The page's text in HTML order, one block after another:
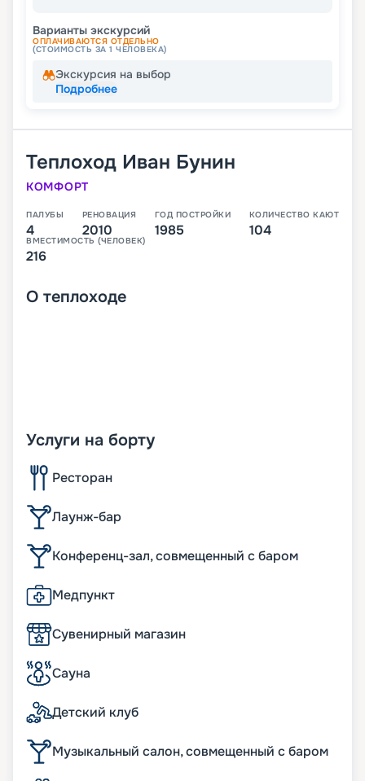
Варианты экскурсий
ОПЛАЧИВАЮТСЯ ОТДЕЛЬНО
(СТОИМОСТЬ ЗА 1 ЧЕЛОВЕКА)
Экскурсия на выбор
Подробнее
Теплоход Иван Бунин
КОМФОРТ
ПАЛУБЫ
4
РЕНОВАЦИЯ
2010
ГОД ПОСТРОЙКИ
1985
КОЛИЧЕСТВО КАЮТ
104
ВМЕСТИМОСТЬ (ЧЕЛОВЕК)
216
О теплоходе
Услуги на борту
Ресторан
Лаунж-бар
Конференц-зал, совмещенный с баром
Медпункт
Сувенирный магазин
Сауна
Детский клуб
Музыкальный салон, совмещенный с баром